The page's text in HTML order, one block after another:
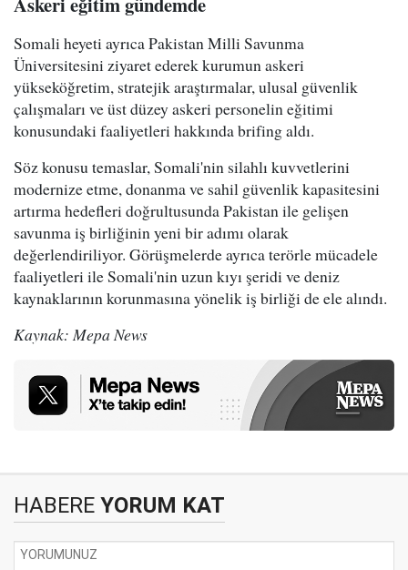
Somali heyeti ayrıca Pakistan Milli Savunma
Üniversitesini ziyaret ederek kurumun askeri
yükseköğretim, stratejik araştırmalar, ulusal güvenlik
çalışmaları ve üst düzey askeri personelin eğitimi
konusundaki faaliyetleri hakkında brifing aldı.
Söz konusu temaslar, Somali'nin silahlı kuvvetlerini
modernize etme, donanma ve sahil güvenlik kapasitesini
artırma hedefleri doğrultusunda Pakistan ile gelişen
savunma iş birliğinin yeni bir adımı olarak
değerlendiriliyor. Görüşmelerde ayrıca terörle mücadele
faaliyetleri ile Somali'nin uzun kıyı şeridi ve deniz
kaynaklarının korunmasına yönelik iş birliği de ele alındı.
Kaynak: Mepa News
HABERE YORUM KAT